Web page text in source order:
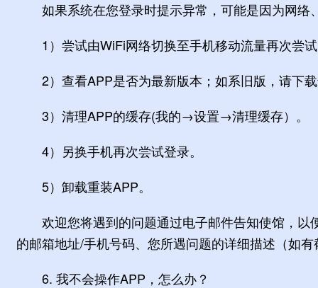
如果系统在您登录时提示异常，可能是因为网络
1）尝试由WiFi网络切换至手机移动流量再次尝
2）查看APP是否为最新版本；如系旧版，请下
3）清理APP的缓存(我的→设置→清理缓存）。
4）另换手机再次尝试登录。
5）卸载重装APP。
欢迎您将遇到的问题通过电子邮件告知使馆，以
的邮箱地址/手机号码、您所遇问题的详细描述（如
6. 我不会操作APP，怎么办？